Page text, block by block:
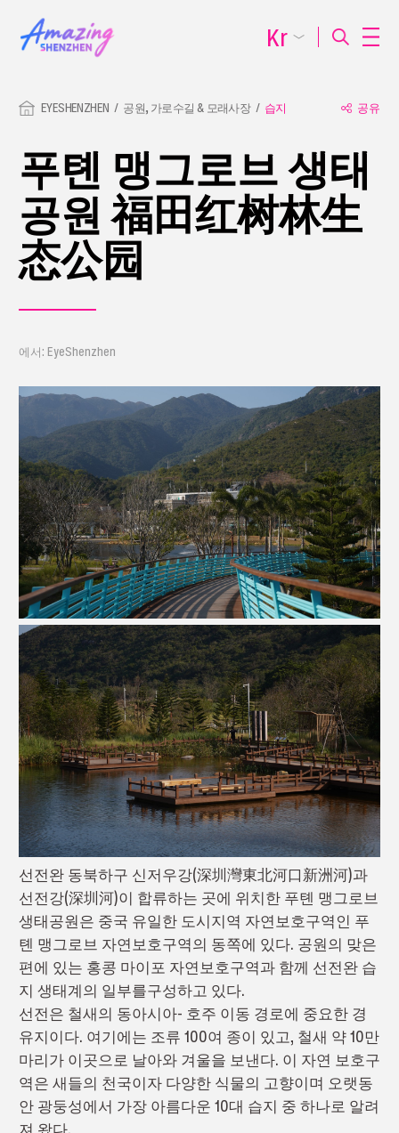
EYESHENZHEN 공원, 가로수길 & 모래사장 습지 공유
푸톈 맹그로브 생태
공원 福田红树林生
态公园
에서: EyeShenzhen
선전완 동북하구 신저우강(深圳灣東北河口新洲河)과
선전강(深圳河)이 합류하는 곳에 위치한 푸톈 맹그로브
생태공원은 중국 유일한 도시지역 자연보호구역인 푸
톈 맹그로브 자연보호구역의 동쪽에 있다. 공원의 맞은
편에 있는 홍콩 마이포 자연보호구역과 함께 선전완 습
지 생태계의 일부를구성하고 있다.
선전은 철새의 동아시아- 호주 이동 경로에 중요한 경
유지이다. 여기에는 조류 100여 종이 있고, 철새 약 10만
마리가 이곳으로 날아와 겨울을 보낸다. 이 자연 보호구
역은 새들의 천국이자 다양한 식물의 고향이며 오랫동
안 광둥성에서 가장 아름다운 10대 습지 중 하나로 알려
Kr